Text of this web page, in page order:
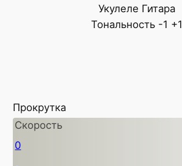
Укулеле Гитара
Тональность -1 +1
Прокрутка
Скорость
0